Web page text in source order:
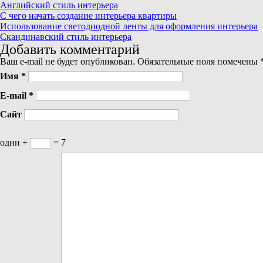
Английский стиль интерьера
C чего начать создание интерьера квартиры
Использование светодиодной ленты для оформления интерьера
Скандинавский стиль интерьера
Добавить комментарий
Ваш e-mail не будет опубликован. Обязательные поля помечены
Имя *
E-mail *
Сайт
один + = 7